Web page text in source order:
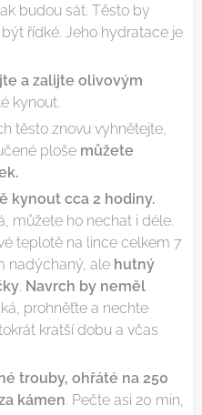
budou sát. Těsto by
řídké. Jeho hydratace je
a zalijte olivovým
kynout.
těsto znovu vyhnětejte,
ploše můžete
kynout cca 2 hodiny.
můžete ho nechat i déle.
teplotě na lince celkem 7
nadýchaný, ale hutný
. Navrch by neměl
prohněťte a nechte
kratší dobu a včas
trouby, ohřáté na 250
kámen. Pečte asi 20 min,